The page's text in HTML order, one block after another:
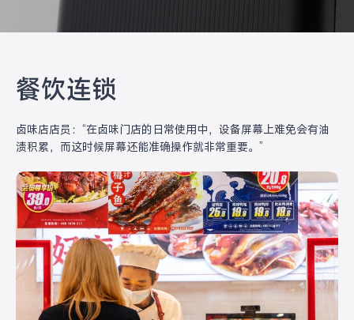
餐饮连锁
卤味店店员：“在卤味门店的日常使用中，设备屏幕上难免会有油
渍积累，而这时候屏幕还能准确操作就非常重要。”